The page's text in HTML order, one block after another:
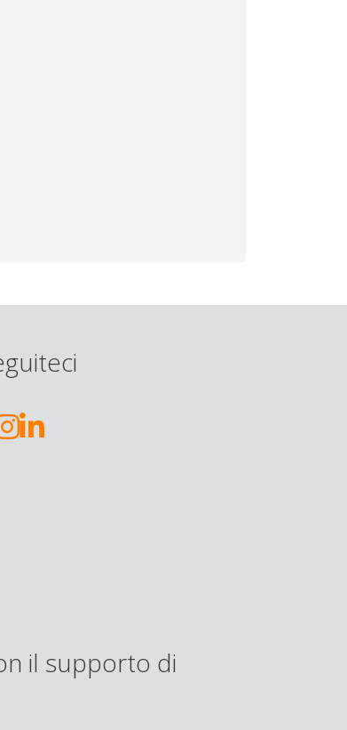
il supporto di